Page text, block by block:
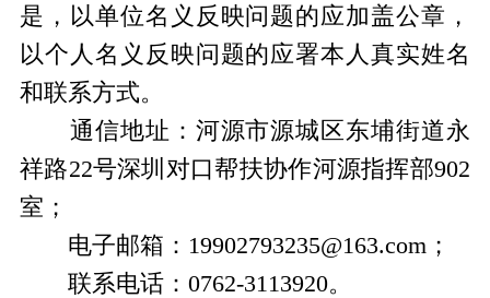
是，以单位名义反映问题的应加盖公章，
以个人名义反映问题的应署本人真实姓名
和联系方式。
通信地址：河源市源城区东埔街道永
祥路22号深圳对口帮扶协作河源指挥部902
室；
电子邮箱：19902793235@163.com；
联系电话：0762-3113920。